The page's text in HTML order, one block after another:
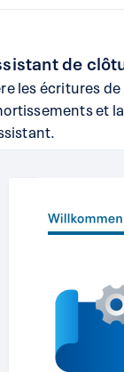
de
les écritures
et